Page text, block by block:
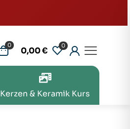
0
0,00 € 0
Kerzen & Keramik Kurs